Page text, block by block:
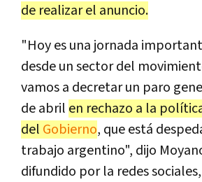
de realizar el anuncio.
"Hoy es una jornada
desde un sector del
vamos a decretar un paro
de abril en rechazo a la
del Gobierno, que está
trabajo argentino", dijo
difundido por la redes